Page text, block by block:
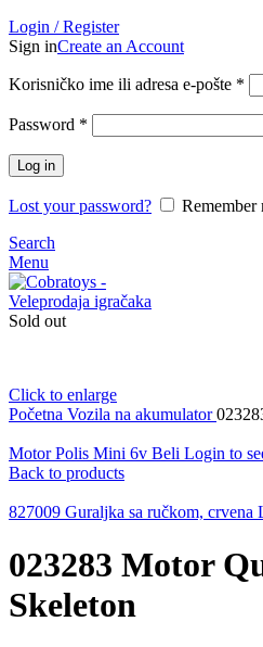
Login / Register
Sign inCreate an Account
Korisničko ime ili adresa e-pošte *
Password *
Log in
Lost your password?
Remember
Search
Menu
Sold out
Click to enlarge
Početna Vozila na akumulator
Motor Polis Mini 6v Beli Login to
Back to products
827009 Guraljka sa ručkom, crvena
023283 Motor
Skeleton